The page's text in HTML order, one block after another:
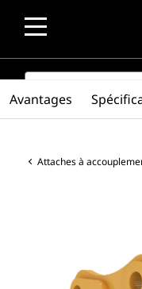
SEARCH
Attaches à
Avantages